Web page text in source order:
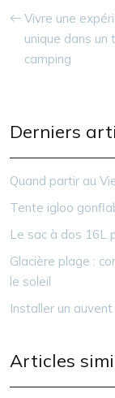
Vivre une
unique dans un
camping
Derniers
Quand partir au
Tente igloo
Le sac à dos 16L
Glacière plage :
le soleil
Installer un
Articles